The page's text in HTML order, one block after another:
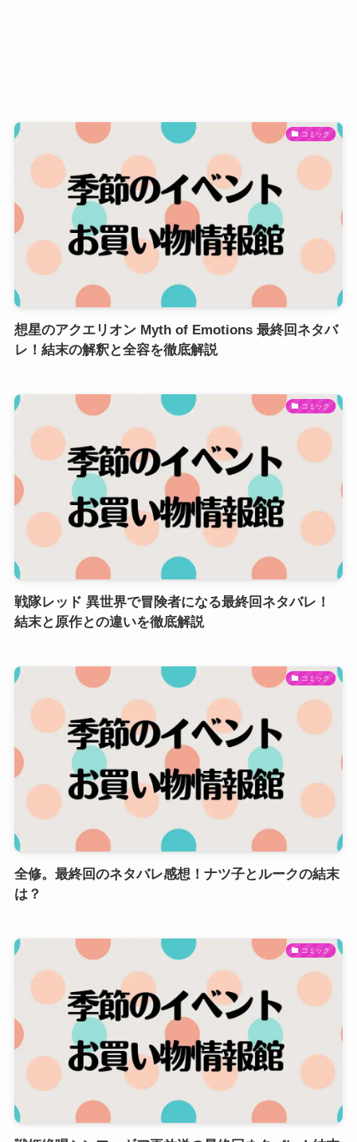
コミック
想星のアクエリオン Myth of Emotions 最終回ネタバ
レ！結末の解釈と全容を徹底解説
コミック
戦隊レッド 異世界で冒険者になる最終回ネタバレ！
結末と原作との違いを徹底解説
コミック
全修。最終回のネタバレ感想！ナツ子とルークの結末
は？
コミック